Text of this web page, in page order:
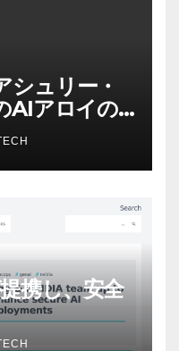
シュリー・
AIアロイの
パフォー
に不安を
携し、安全